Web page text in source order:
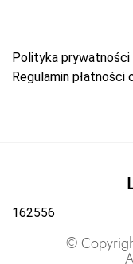
Polityka prywatności
Regulamin płatności
162556
©